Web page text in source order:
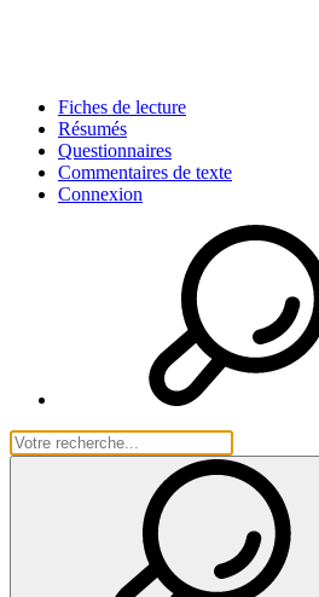
Fiches de lecture
Résumés
Questionnaires
Commentaires de texte
Connexion